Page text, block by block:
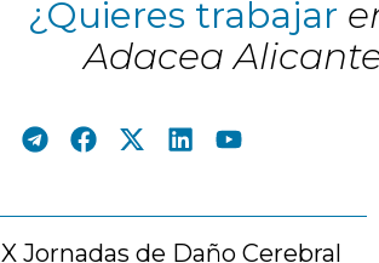
¿Quieres trabajar
Adacea
IX Jornadas de Daño Cerebral